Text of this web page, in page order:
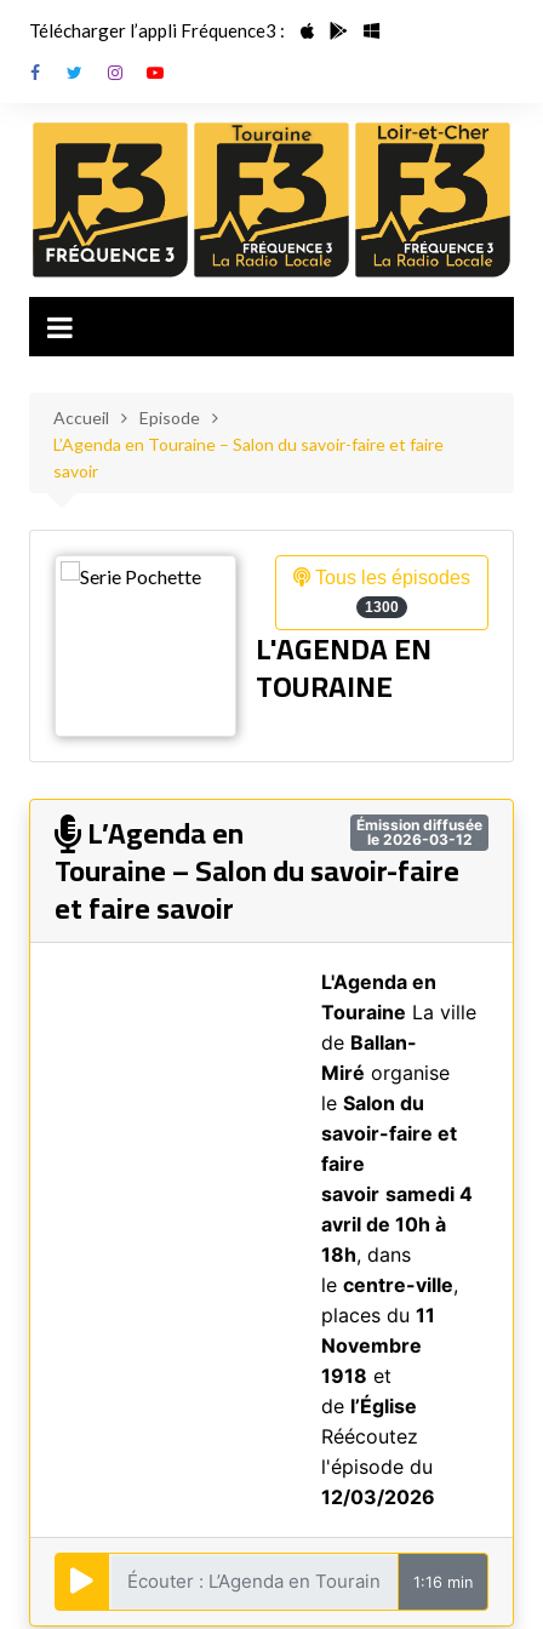
contenu
Télécharger l’appli Fréquence3 :
Accueil
Episode
L’Agenda en Touraine – Salon du savoir-faire et faire
savoir
Tous les épisodes
1300
L'AGENDA EN
TOURAINE
Émission diffusée
le 2026-03-12
L’Agenda en
Touraine – Salon du savoir-faire
et faire savoir
L'Agenda en
Touraine La ville
de Ballan-
Miré organise
le Salon du
savoir-faire et
faire
savoir samedi 4
avril de 10h à
18h, dans
le centre-ville,
places du 11
Novembre
1918 et
de l’Église
Réécoutez
l'épisode du
12/03/2026
1:16 min